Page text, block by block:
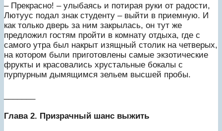
– Прекрасно! – улыбаясь и потирая руки от радости,
Лютуус подал знак студенту – выйти в приемную. И
как только дверь за ним закрылась, он тут же
предложил гостям пройти в комнату отдыха, где с
самого утра был накрыт изящный столик на четверых,
на котором были приготовлены самые экзотические
фрукты и красовались хрустальные бокалы с
пурпурным дымящимся зельем высшей пробы.
Глава 2. Призрачный шанс выжить